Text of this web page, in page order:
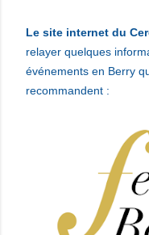
Le site internet du
relayer quelques
événements en Berry
recommandent :